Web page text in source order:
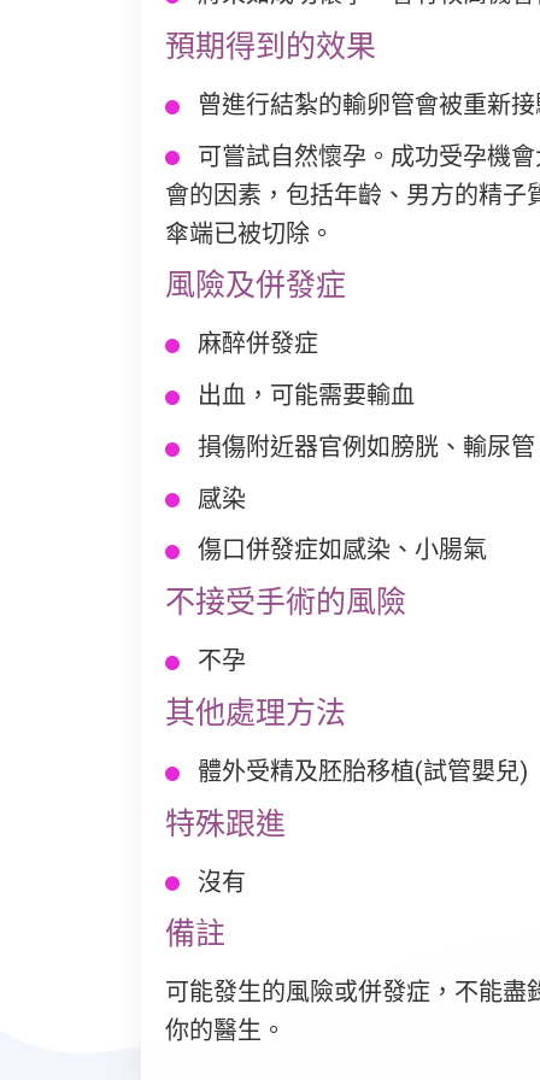
預期得到的效果
曾進行結紮的輸卵管會被重新
可嘗試自然懷孕。成功受孕機
會的因素，包括年齡、男方的精
傘端已被切除。
風險及併發症
麻醉併發症
出血，可能需要輸血
損傷附近器官例如膀胱、輸尿
感染
傷口併發症如感染、小腸氣
不接受手術的風險
不孕
其他處理方法
體外受精及胚胎移植(試管嬰兒)
特殊跟進
沒有
備註
可能發生的風險或併發症，不能
你的醫生。